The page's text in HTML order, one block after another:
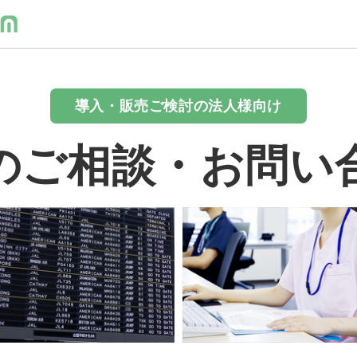
導入・販売ご検討の法人様向け
ご相談・お問い